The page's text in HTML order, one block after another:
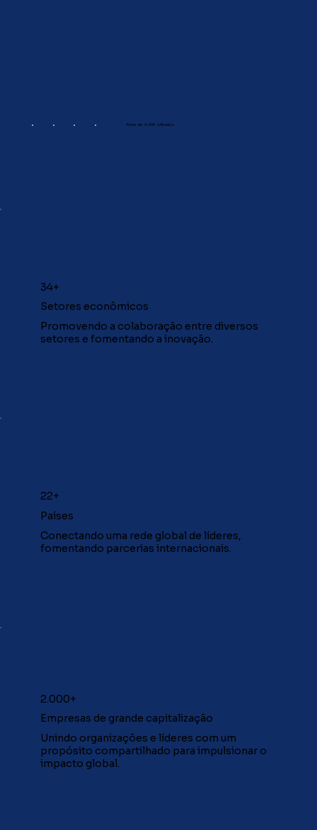
Mais de 4.000 afiliados
34+
Setores econômicos
Promovendo a colaboração entre diversos
setores e fomentando a inovação.
22+
Países
Conectando uma rede global de líderes,
fomentando parcerias internacionais.
2.000+
Empresas de grande capitalização
Unindo organizações e líderes com um
propósito compartilhado para impulsionar o
impacto global.